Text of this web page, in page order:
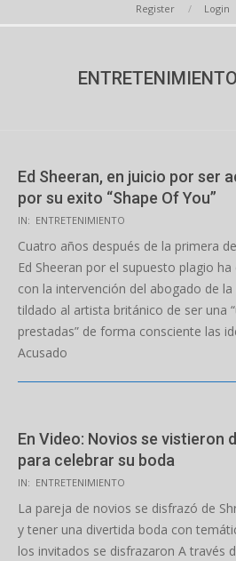
Navigation
Register Login
ENTRETENIMIENTO
Ed Sheeran, en juicio por ser
por su exito “Shape Of You”
2022-
03-
08
IN: ENTRETENIMIENTO
Cuatro años después de la primera
Ed Sheeran por el supuesto plagio
con la intervención del abogado de
tildado al artista británico de ser una
prestadas” de forma consciente las
Acusado
En Video: Novios se vistieron
para celebrar su boda
2022-
03-
08
IN: ENTRETENIMIENTO
La pareja de novios se disfrazó de
y tener una divertida boda con
los invitados se disfrazaron A través